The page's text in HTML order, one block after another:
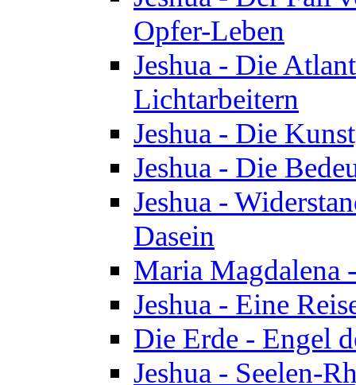
Opfer-Leben
Jeshua - Die
Lichtarbeitern
Jeshua - Die
Jeshua - Die
Jeshua -
Dasein
Maria Magdalena
Jeshua - Eine
Die Erde - Engel
Jeshua - Seelen-